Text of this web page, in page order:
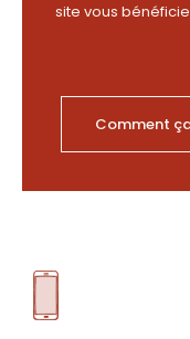
site vous
Comment